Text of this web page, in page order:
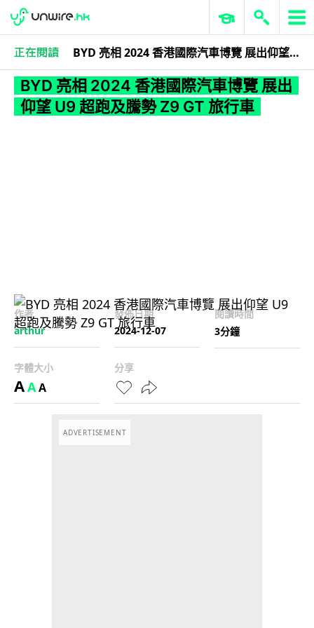
BYD 亮相 2024 香港國際汽車博覽 展出仰望 U9 超跑及騰勢 Z9 GT 旅行車
科技娛樂 生活科技 汽車科技
BYD 亮相 2024 香港國際汽車博覽 展出
仰望 U9 超跑及騰勢 Z9 GT 旅行車
作者
arthur
發佈日期
2024-12-07
閱讀時間
3分鐘
字體大小
AAA
分享
ADVERTISEMENT